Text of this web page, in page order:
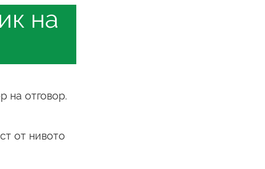
на
на отговор.
от нивото